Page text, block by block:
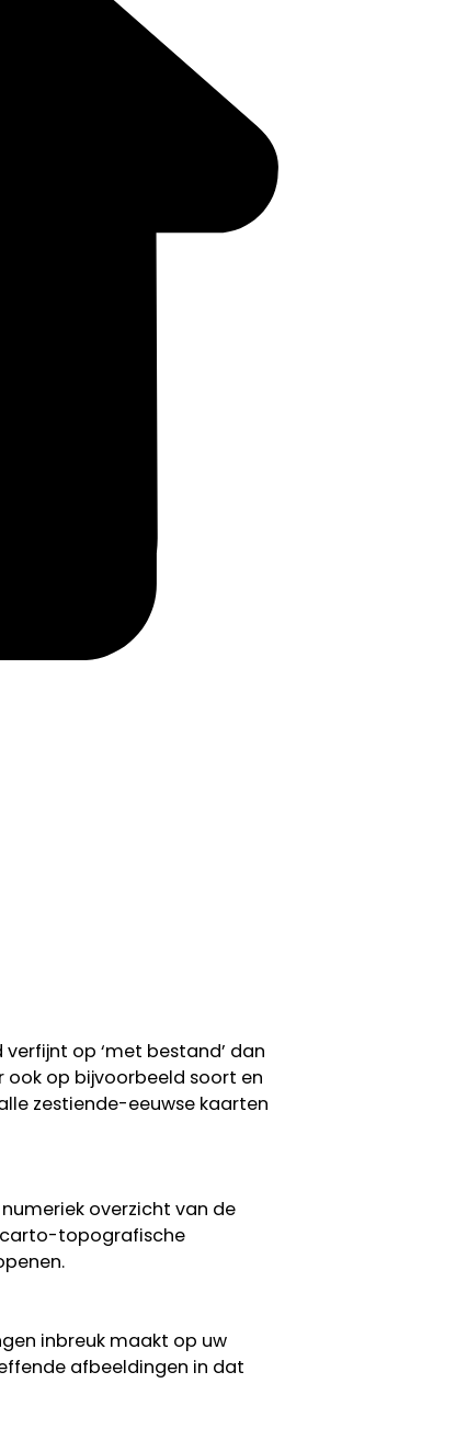
op ‘met bestand’ dan
ook op bijvoorbeeld soort en
zestiende-eeuwse kaarten
overzicht van de
topografische
inbreuk maakt op uw
afbeeldingen in dat